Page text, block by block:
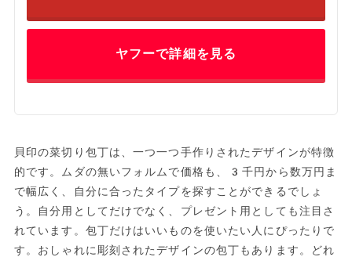
ヤフーで詳細を見る
貝印の菜切り包丁は、一つ一つ手作りされたデザインが特徴
的です。ムダの無いフォルムで価格も、3千円から数万円ま
で幅広く、自分に合ったタイプを探すことができるでしょ
う。自分用としてだけでなく、プレゼント用としても注目さ
れています。包丁だけはいいものを使いたい人にぴったりで
す。おしゃれに彫刻されたデザインの包丁もあります。どれ